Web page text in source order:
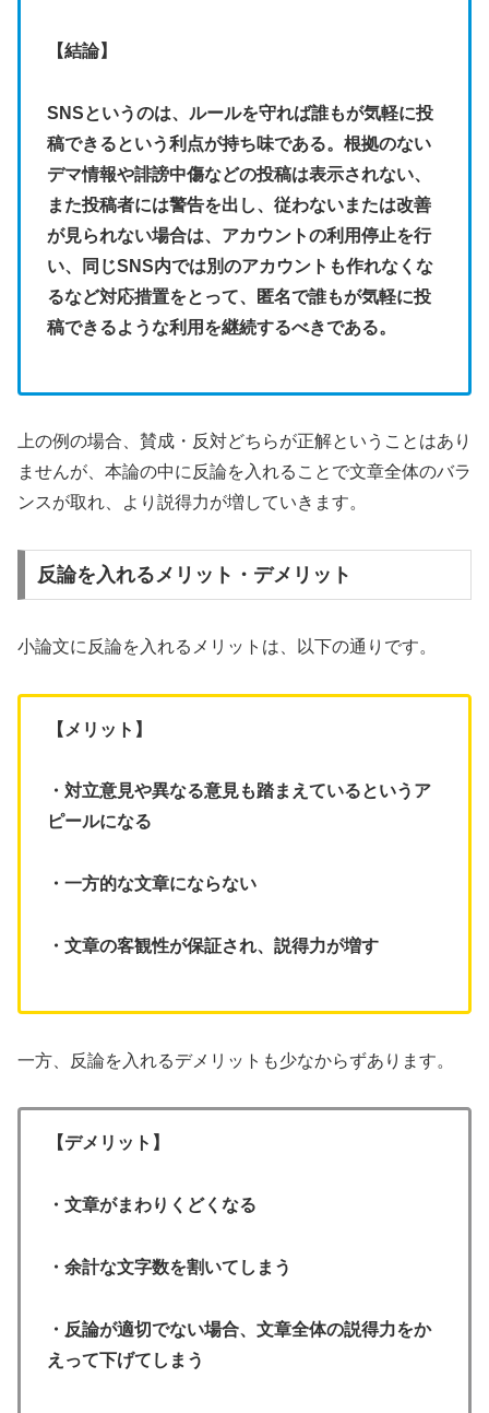
【結論】
SNSというのは、ルールを守れば誰もが気軽に投
稿できるという利点が持ち味である。根拠のない
デマ情報や誹謗中傷などの投稿は表示されない、
また投稿者には警告を出し、従わないまたは改善
が見られない場合は、アカウントの利用停止を行
い、同じSNS内では別のアカウントも作れなくな
るなど対応措置をとって、匿名で誰もが気軽に投
稿できるような利用を継続するべきである。
上の例の場合、賛成・反対どちらが正解ということはあり
ませんが、本論の中に反論を入れることで文章全体のバラ
ンスが取れ、より説得力が増していきます。
反論を入れるメリット・デメリット
小論文に反論を入れるメリットは、以下の通りです。
【メリット】
・対立意見や異なる意見も踏まえているというア
ピールになる
・一方的な文章にならない
・文章の客観性が保証され、説得力が増す
一方、反論を入れるデメリットも少なからずあります。
【デメリット】
・文章がまわりくどくなる
・余計な文字数を割いてしまう
・反論が適切でない場合、文章全体の説得力をか
えって下げてしまう